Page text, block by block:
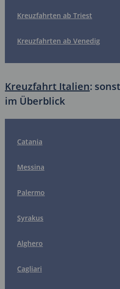
Kreuzfahrten ab Triest
Kreuzfahrten ab Venedig
Kreuzfahrt Italien:
im Überblick
Catania
Messina
Palermo
Syrakus
Alghero
Cagliari